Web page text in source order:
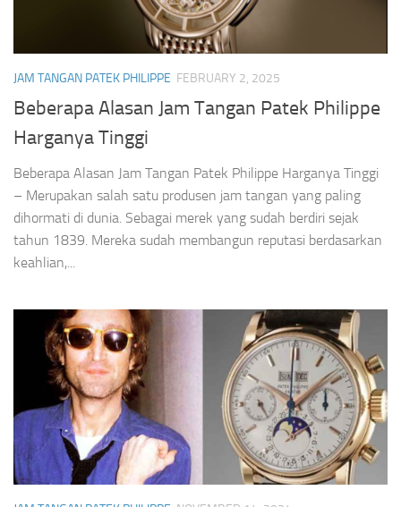
JAM TANGAN PATEK PHILIPPE FEBRUARY 2, 2025
Beberapa Alasan Jam Tangan Patek Philippe
Harganya Tinggi
Beberapa Alasan Jam Tangan Patek Philippe Harganya Tinggi
– Merupakan salah satu produsen jam tangan yang paling
dihormati di dunia. Sebagai merek yang sudah berdiri sejak
tahun 1839. Mereka sudah membangun reputasi berdasarkan
keahlian,...